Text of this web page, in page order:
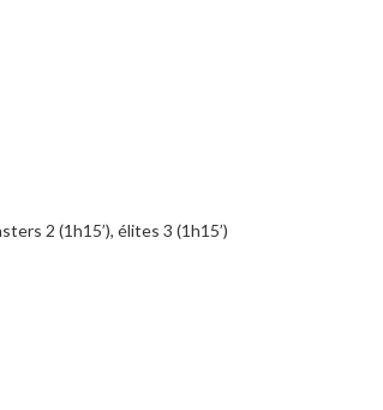
2 (1h15’), élites 3 (1h15’)